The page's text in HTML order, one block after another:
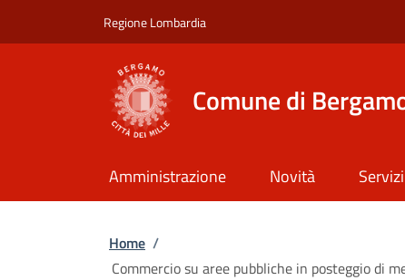
Regione Lombardia
Comune di
Amministrazione Novità Servizi
Briciole di pane
Home /
Commercio su aree pubbliche in posteggio di